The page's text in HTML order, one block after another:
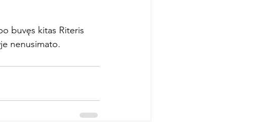
buvęs kitas Riteris
nenusimato.